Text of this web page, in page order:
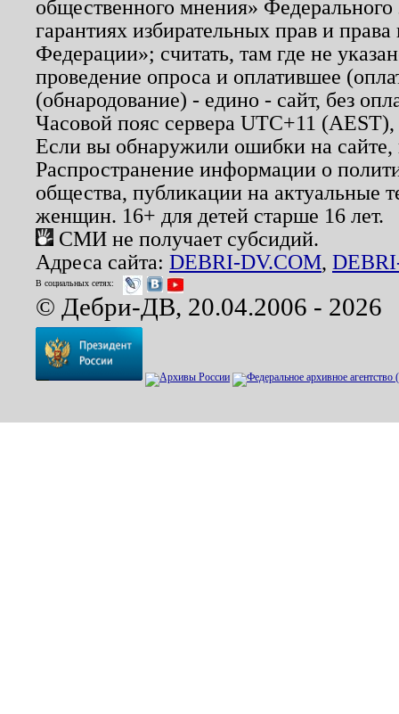
общественного мнения»
гарантиях избирательных прав и
Федерации»; считать, там где не
проведение опроса и оплатившее
(обнародование) - едино - сайт, без
Часовой пояс сервера UTC+11
Если вы обнаружили ошибки на
Распространение информации о
общества, публикации на актуальные
женщин. 16+ для детей старше 16 лет.
СМИ не получает субсидий.
Адреса сайта: DEBRI-DV.COM,
В социальных сетях:
© Дебри-ДВ, 20.04.2006 - 2026